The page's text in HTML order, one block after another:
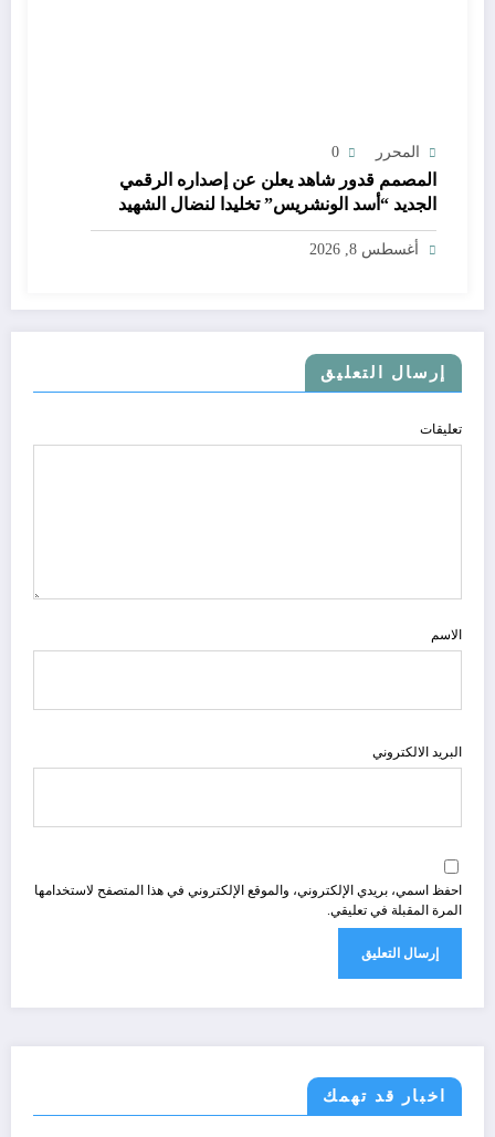
المحرر 0
المصمم قدور شاهد يعلن عن إصداره الرقمي
الجديد “أسد الونشريس” تخليدا لنضال الشهيد
الجيلالي بونعامة
أغسطس 8, 2026
إرسال التعليق
تعليقات
الاسم
البريد الالكتروني
احفظ اسمي، بريدي الإلكتروني، والموقع الإلكتروني في هذا المتصفح لاستخدامها
المرة المقبلة في تعليقي.
اخبار قد تهمك